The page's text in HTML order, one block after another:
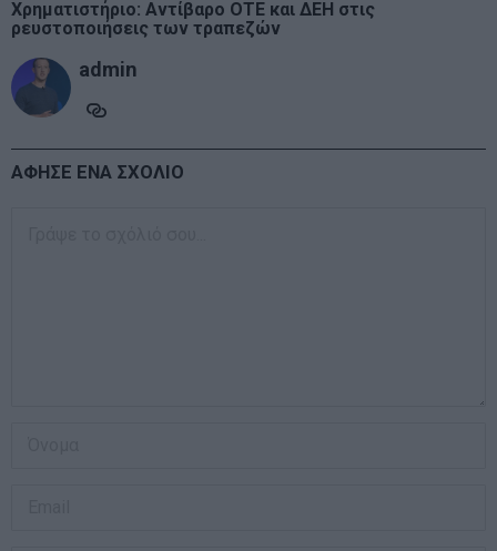
Χρηματιστήριο: Αντίβαρο ΟΤΕ και ΔΕΗ στις
ρευστοποιήσεις των τραπεζών
admin
ΑΦΗΣΕ ΕΝΑ ΣΧΟΛΙΟ